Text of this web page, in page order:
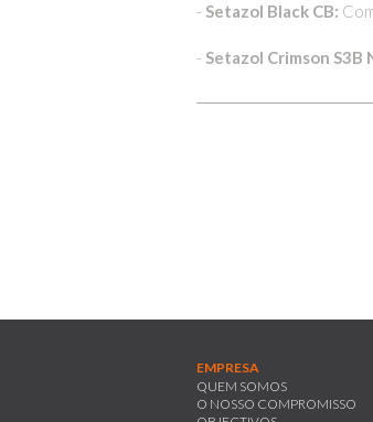
- Setazol Black CB:
- Setazol Crimson S3B
EMPRESA
QUEM SOMOS
O NOSSO COMPROMISSO